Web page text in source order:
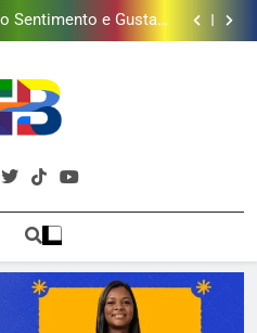
mais combina com ele
neste fim de semana
MacBook e oferece
de Dia dos Pais
190 milhões de litros
como escolher o que
mais combina com ele
Sentimento e Gustavo
neste fim de semana
MacBook e oferece
de Dia dos Pais
190 milhões de litros
na Baixada Fluminense
Brava
Baixada
Fluminense Em Destaque!